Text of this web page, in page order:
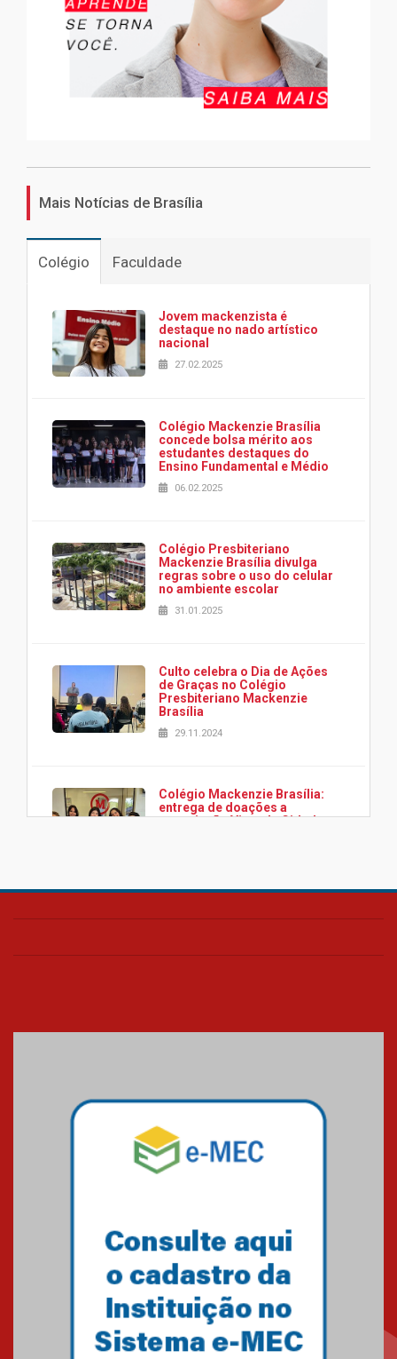
Mais Notícias de Brasília
Colégio Faculdade
Jovem mackenzista é
destaque no nado artístico
nacional
27.02.2025
Colégio Mackenzie Brasília
concede bolsa mérito aos
estudantes destaques do
Ensino Fundamental e Médio
06.02.2025
Colégio Presbiteriano
Mackenzie Brasília divulga
regras sobre o uso do celular
no ambiente escolar
31.01.2025
Culto celebra o Dia de Ações
de Graças no Colégio
Presbiteriano Mackenzie
Brasília
29.11.2024
Colégio Mackenzie Brasília:
entrega de doações a
associação Viver da Cidade
Colégio Presbiteriano
os funcionários
07.11.2024
Equipe de saltos ornamentais
do Mackenzie Brasília
Gravação do projeto “Mais de
31 mil vozes com a Palavra” é
realizado no Colégio
Mackenzie Brasília
25.10.2024